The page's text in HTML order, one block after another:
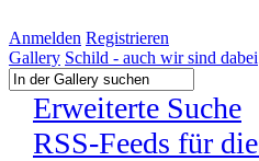
Anmelden Registrieren
Gallery Schild - auch wir sind dabei
Erweiterte Suche
RSS-Feeds für